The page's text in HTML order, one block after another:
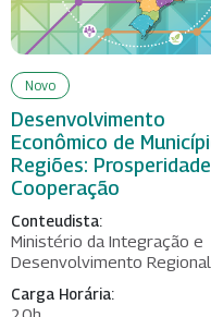
Novo
Desenvolvimento
Econômico de
Regiões:
Cooperação
Conteudista:
Ministério da Integração e
Desenvolvimento Regional
Carga Horária: